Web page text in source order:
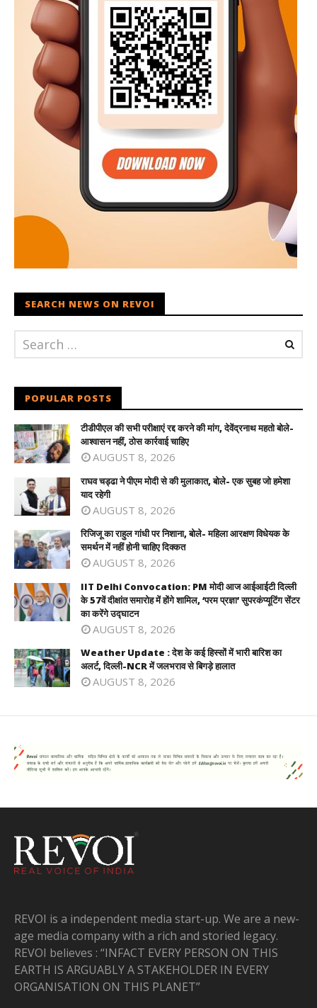
SEARCH NEWS ON REVOI
POPULAR POSTS
टीडीपीएल की सभी परीक्षाएं रद्द करने की मांग, देवेंद्रनाथ महतो बोले-
आश्वासन नहीं, ठोस कार्रवाई चाहिए
AUGUST 8, 2026
राघव चड्ढा ने पीएम मोदी से की मुलाकात, बोले- एक सुबह जो हमेशा
याद रहेगी
AUGUST 8, 2026
रिजिजू का राहुल गांधी पर निशाना, बोले- महिला आरक्षण विधेयक के
समर्थन में नहीं होनी चाहिए दिक्कत
AUGUST 8, 2026
IIT Delhi Convocation: PM मोदी आज आईआईटी दिल्ली
के 57वें दीक्षांत समारोह में होंगे शामिल, ‘परम प्रज्ञा’ सुपरकंप्यूटिंग सेंटर
का करेंगे उद्घाटन
AUGUST 8, 2026
Weather Update : देश के कई हिस्सों में भारी बारिश का
अलर्ट, दिल्ली-NCR में जलभराव से बिगड़े हालात
AUGUST 8, 2026
REVOI is a independent media start-up. We are a new-
age media company with a rich and storied legacy.
REVOI believes : “INFACT EVERY PERSON ON THIS
EARTH IS ARGUABLY A STAKEHOLDER IN EVERY
ORGANISATION ON THIS PLANET”